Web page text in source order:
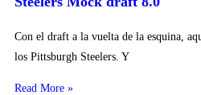
Con el draft a la vuelta de la esquina,
los Pittsburgh Steelers. Y
Read More »